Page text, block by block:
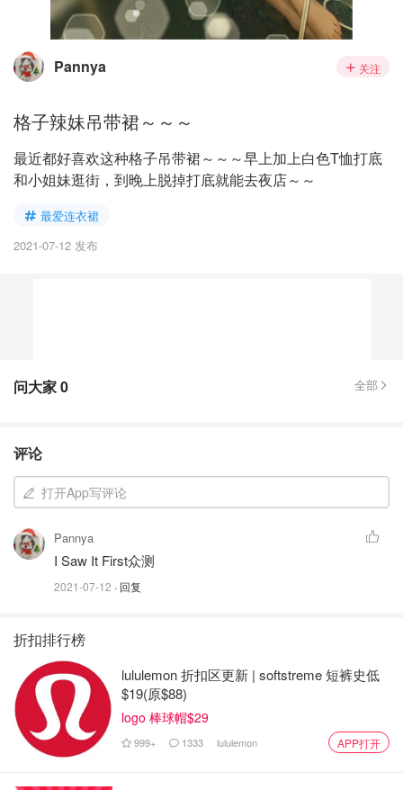
Pannya 关注
格子辣妹吊带裙～～～
最近都好喜欢这种格子吊带裙～～～早上加上白色T恤打底
和小姐妹逛街，到晚上脱掉打底就能去夜店～～
最爱连衣裙
2021-07-12 发布
问大家0 全部
评论
打开App写评论
Pannya
I Saw It First众测
2021-07-12 · 回复
折扣排行榜
lululemon 折扣区更新 | softstreme 短裤史低
$19(原$88)
logo 棒球帽$29
999+ 1333 lululemon APP打开